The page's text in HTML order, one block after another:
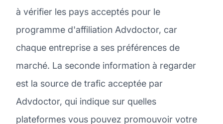
à vérifier les pays acceptés pour le
programme d'affiliation Advdoctor, car
chaque entreprise a ses préférences de
marché. La seconde information à regarder
est la source de trafic acceptée par
Advdoctor, qui indique sur quelles
plateformes vous pouvez promouvoir votre